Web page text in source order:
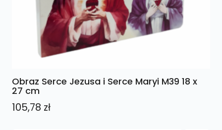
Obraz Serce Jezusa i Serce Maryi M39 18 x
27 cm
105,78 zł